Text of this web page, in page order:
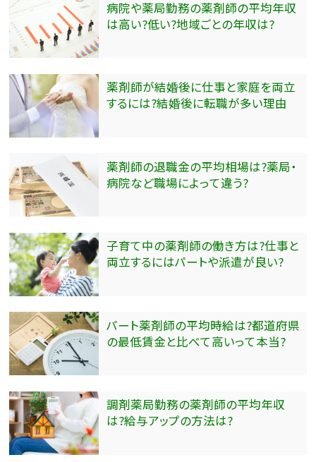
病院や薬局勤務の薬剤師の平均年収
は高い?低い?地域ごとの年収は?
薬剤師が結婚後に仕事と家庭を両立
するには?結婚後に転職が多い理由
薬剤師の退職金の平均相場は?薬局・
病院など職場によって違う?
子育て中の薬剤師の働き方は?仕事と
両立するにはパートや派遣が良い?
パート薬剤師の平均時給は?都道府県
の最低賃金と比べて高いって本当?
調剤薬局勤務の薬剤師の平均年収
は?給与アップの方法は?